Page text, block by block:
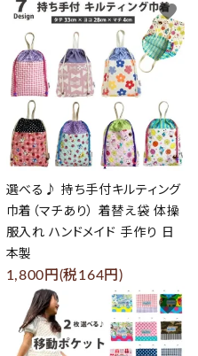
選べる♪ 持ち手付キルティング
巾着（マチあり） 着替え袋 体操
服入れ ハンドメイド 手作り 日
本製
1,800円(税164円)
favorite
favorite